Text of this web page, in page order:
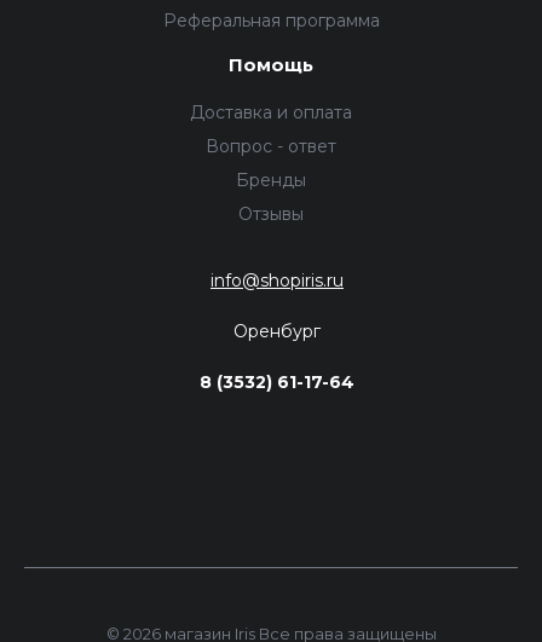
Реферальная программа
Помощь
Доставка и оплата
Вопрос - ответ
Бренды
Отзывы
info@shopiris.ru
Оренбург
8 (3532) 61-17-64
© 2026 магазин Iris Все права защищены